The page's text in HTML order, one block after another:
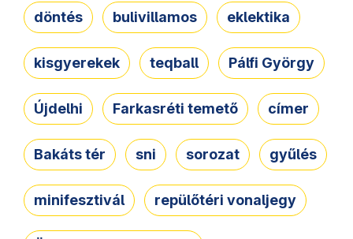
döntés bulivillamos eklektika
kisgyerekek teqball Pálfi György
Újdelhi Farkasréti temető címer
Bakáts tér sni sorozat gyűlés
minifesztivál repülőtéri vonaljegy